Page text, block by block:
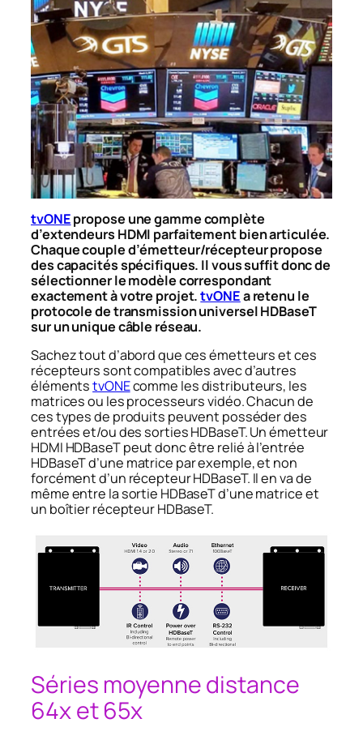
tvONEpropose une gamme complète
d’extendeurs HDMI parfaitement bien articulée.
Chaque couple d’émetteur/récepteur propose
des capacités spécifiques. Il vous suffit donc de
sélectionner le modèle correspondant
exactement à votre projet.tvONEa retenu le
protocole de transmission universel HDBaseT
sur un unique câble réseau.
Sachez tout d’abord que ces émetteurs et ces
récepteurs sont compatibles avec d’autres
élémentstvONEcomme les distributeurs, les
matrices ou les processeurs vidéo. Chacun de
ces types de produits peuvent posséder des
entrées et/ou des sorties HDBaseT. Un émetteur
HDMI HDBaseT peut donc être relié à l’entrée
HDBaseT d’une matrice par exemple, et non
forcément d’un récepteur HDBaseT. Il en va de
même entre la sortie HDBaseT d’une matrice et
un boîtier récepteur HDBaseT.
Séries moyenne distance
64x et 65x